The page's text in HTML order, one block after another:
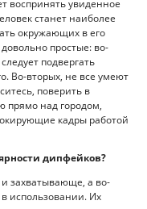
воспринять увиденное
станет наиболее
окружающих в его
простые: во-
подвергать
Во-вторых, не все умеют
поверить в
прямо над городом,
кадры работой
дипфейков?
захватывающе, а во-
использовании. Их